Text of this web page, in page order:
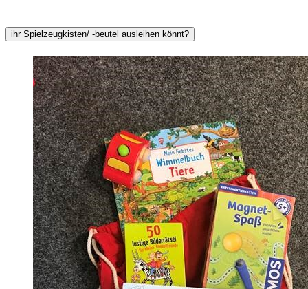
ihr Spielzeugkisten/ -beutel ausleihen könnt?